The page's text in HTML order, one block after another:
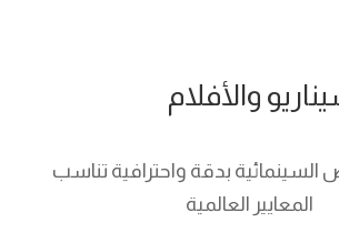
والأفلام
السينمائية بدقة واحترافية تناسب
المعايير العالمية